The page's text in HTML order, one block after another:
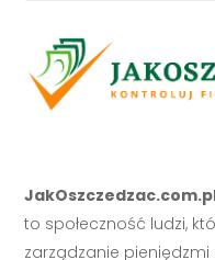
to społeczność ludzi,
zarządzanie